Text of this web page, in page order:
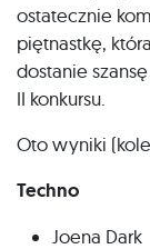
ostatecznie
piętnastkę, która
dostanie
II konkursu.
Oto wyniki
Techno
Joena Dark